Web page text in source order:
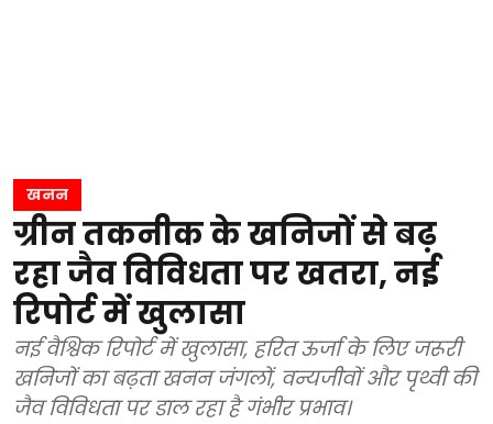
खनन
ग्रीन तकनीक के खनिजों से बढ़
रहा जैव विविधता पर खतरा, नई
रिपोर्ट में खुलासा
नई वैश्विक रिपोर्ट में खुलासा, हरित ऊर्जा के लिए जरूरी
खनिजों का बढ़ता खनन जंगलों, वन्यजीवों और पृथ्वी की
जैव विविधता पर डाल रहा है गंभीर प्रभाव।